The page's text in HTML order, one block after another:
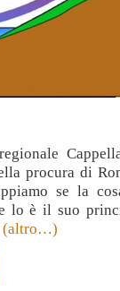
procura di
se la
lo è il suo
(altro…)